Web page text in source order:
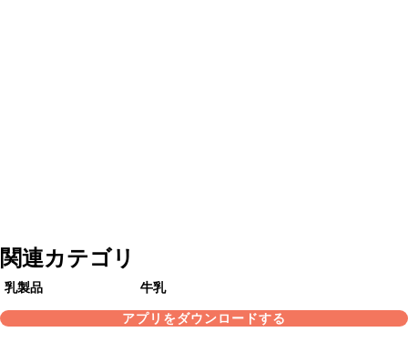
関連カテゴリ
乳製品
牛乳
アプリをダウンロードする